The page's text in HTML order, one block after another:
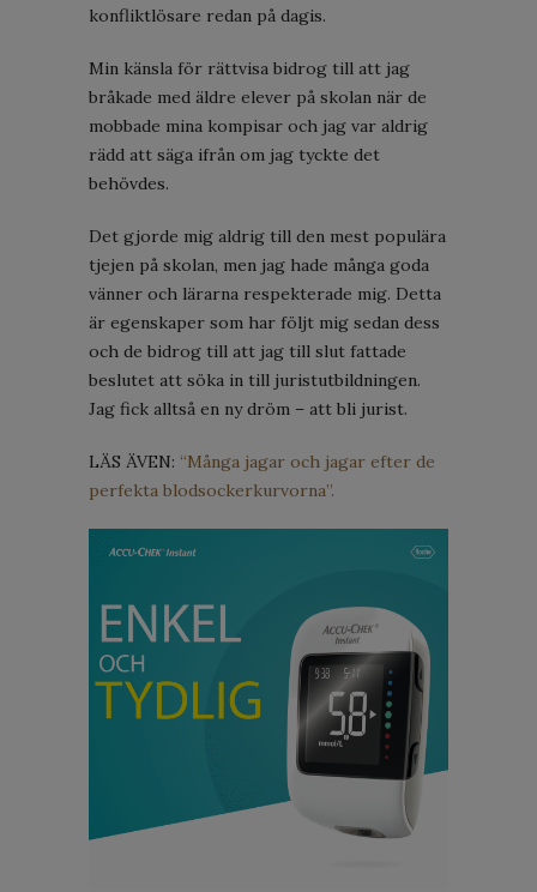
konfliktlösare redan på dagis.
Min känsla för rättvisa bidrog till att jag
bråkade med äldre elever på skolan när de
mobbade mina kompisar och jag var aldrig
rädd att säga ifrån om jag tyckte det
behövdes.
Det gjorde mig aldrig till den mest populära
tjejen på skolan, men jag hade många goda
vänner och lärarna respekterade mig. Detta
är egenskaper som har följt mig sedan dess
och de bidrog till att jag till slut fattade
beslutet att söka in till juristutbildningen.
Jag fick alltså en ny dröm – att bli jurist.
LÄS ÄVEN: “Många jagar och jagar efter de
perfekta blodsockerkurvorna”.